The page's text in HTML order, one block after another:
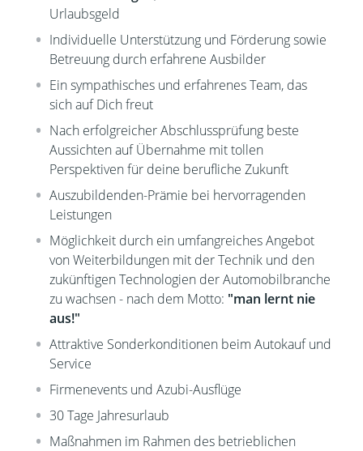
Urlaubsgeld
Individuelle Unterstützung und Förderung sowie
Betreuung durch erfahrene Ausbilder
Ein sympathisches und erfahrenes Team, das
sich auf Dich freut
Nach erfolgreicher Abschlussprüfung beste
Aussichten auf Übernahme mit tollen
Perspektiven für deine berufliche Zukunft
Auszubildenden-Prämie bei hervorragenden
Leistungen
Möglichkeit durch ein umfangreiches Angebot
von Weiterbildungen mit der Technik und den
zukünftigen Technologien der Automobilbranche
zu wachsen - nach dem Motto: "man lernt nie
aus!"
Attraktive Sonderkonditionen beim Autokauf und
Service
Firmenevents und Azubi-Ausflüge
30 Tage Jahresurlaub
Maßnahmen im Rahmen des betrieblichen